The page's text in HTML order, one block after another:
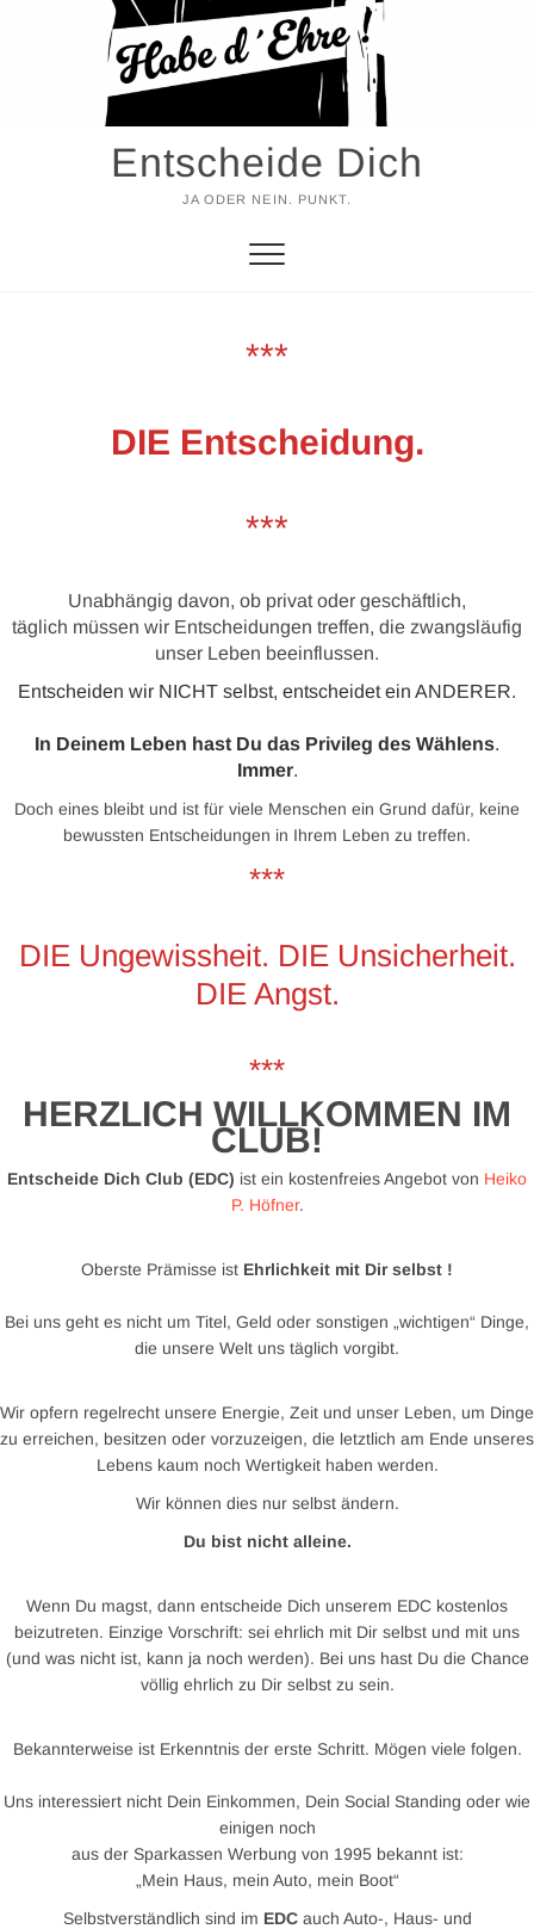
Entscheide Dich
JA ODER NEIN. PUNKT.
***
DIE Entscheidung.
***
Unabhängig davon, ob privat oder geschäftlich,
täglich müssen wir Entscheidungen treffen, die zwangsläufig
unser Leben beeinflussen.
Entscheiden wir NICHT selbst, entscheidet ein ANDERER.
In Deinem Leben hast Du das Privileg des Wählens.
Immer.
Doch eines bleibt und ist für viele Menschen ein Grund dafür, keine
bewussten Entscheidungen in Ihrem Leben zu treffen.
***
DIE Ungewissheit. DIE Unsicherheit.
DIE Angst.
***
HERZLICH WILLKOMMEN IM
CLUB!
Entscheide Dich Club (EDC) ist ein kostenfreies Angebot von Heiko
P. Höfner.
Oberste Prämisse ist Ehrlichkeit mit Dir selbst !
Bei uns geht es nicht um Titel, Geld oder sonstigen „wichtigen“ Dinge,
die unsere Welt uns täglich vorgibt.
Wir opfern regelrecht unsere Energie, Zeit und unser Leben, um Dinge
zu erreichen, besitzen oder vorzuzeigen, die letztlich am Ende unseres
Lebens kaum noch Wertigkeit haben werden.
Wir können dies nur selbst ändern.
Du bist nicht alleine.
Wenn Du magst, dann entscheide Dich unserem EDC kostenlos
beizutreten. Einzige Vorschrift: sei ehrlich mit Dir selbst und mit uns
(und was nicht ist, kann ja noch werden). Bei uns hast Du die Chance
völlig ehrlich zu Dir selbst zu sein.
Bekannterweise ist Erkenntnis der erste Schritt. Mögen viele folgen.
Uns interessiert nicht Dein Einkommen, Dein Social Standing oder wie
einigen noch
aus der Sparkassen Werbung von 1995 bekannt ist:
„Mein Haus, mein Auto, mein Boot“
Selbstverständlich sind im EDCauch Auto-, Haus- und